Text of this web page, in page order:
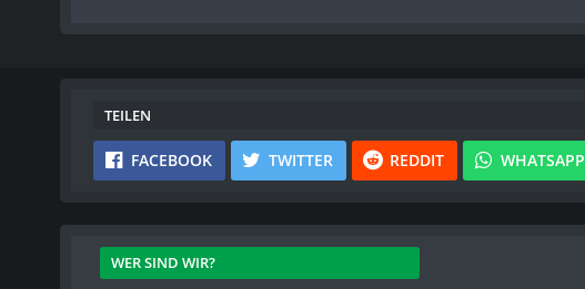
TEILEN
FACEBOOK TWITTER REDDIT WHATSAPP
WER SIND WIR?